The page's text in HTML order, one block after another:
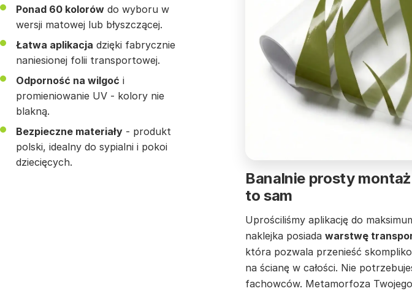
Ponad 60 kolorów do wyboru w
wersji matowej lub błyszczącej.
Łatwa aplikacja dzięki fabrycznie
naniesionej folii transportowej.
Odporność na wilgoć i
promieniowanie UV - kolory nie
blakną.
Bezpieczne materiały - produkt
polski, idealny do sypialni i pokoi
dziecięcych.
Banalnie prosty
to sam
Uprościliśmy aplikację do
naklejka posiada warstwę
która pozwala przenieść
na ścianę w całości. Nie
fachowców. Metamorfoza